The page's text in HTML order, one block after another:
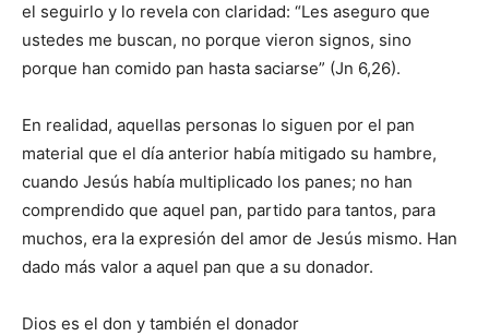
el seguirlo y lo revela con claridad: “Les aseguro que
ustedes me buscan, no porque vieron signos, sino
porque han comido pan hasta saciarse” (Jn 6,26).
En realidad, aquellas personas lo siguen por el pan
material que el día anterior había mitigado su hambre,
cuando Jesús había multiplicado los panes; no han
comprendido que aquel pan, partido para tantos, para
muchos, era la expresión del amor de Jesús mismo. Han
dado más valor a aquel pan que a su donador.
Dios es el don y también el donador